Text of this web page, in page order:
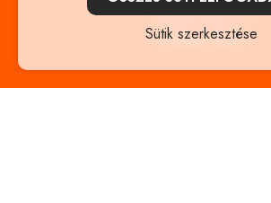
+36 70 272-19-39
info@gerivideo.hu
Sütik szerkesztése